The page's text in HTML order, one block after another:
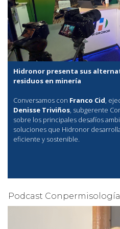
Hidronor presenta sus
residuos en minería
Conversamos con Franco Cid,
Denisse Triviños, subgerente
sobre los principales desafíos
soluciones que Hidronor
eficiente y sostenible.
Podcast Conpermisología